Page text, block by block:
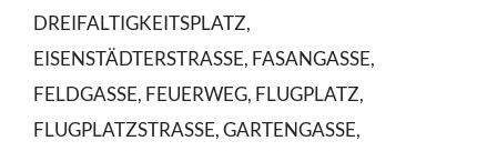
DREIFALTIGKEITSPLATZ,
EISENSTÄDTERSTRASSE, FASANGASSE,
FELDGASSE, FEUERWEG, FLUGPLATZ,
FLUGPLATZSTRASSE, GARTENGASSE,